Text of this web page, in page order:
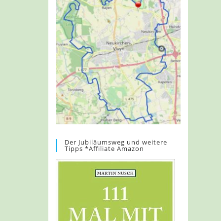
Der Jubiläumsweg und weitere
Tipps *Affiliate Amazon